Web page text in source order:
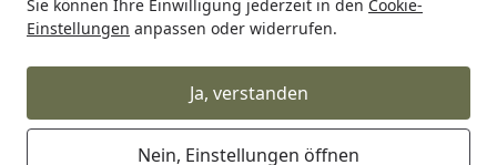
Sie können Ihre Einwilligung jederzeit in den Cookie-
Einstellungen anpassen oder widerrufen.
Ja, verstanden
Nein, Einstellungen öffnen
Startseite
SBS Bremsbeläge Off Road SBS Bremsbelag 816SI
SBS Bremsbelag 816SI Offroad